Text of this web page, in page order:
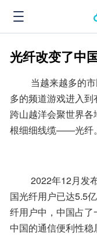
光纤改变了中
多的频道游戏进入
跨山越洋会聚世界
根细细线缆——光纤
国光纤用户已达5.5
纤用户中，中国占了
中国的通信便利性